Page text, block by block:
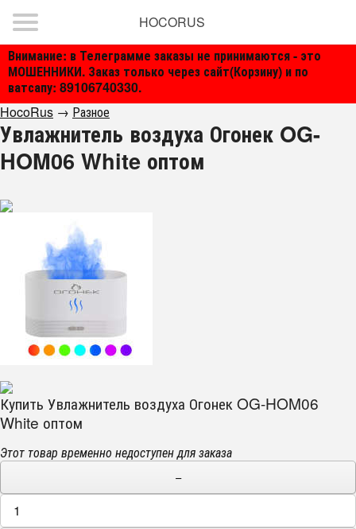
Внимание: в Телеграмме заказы не принимаются - это
МОШЕННИКИ. Заказ только через сайт(Корзину) и по
ватсапу: 89106740330.
HOCORUS
HocoRus → Разное
Увлажнитель воздуха Огонек OG-
HOM06 White оптом
Купить Увлажнитель воздуха Огонек OG-HOM06
White оптом
Этот товар временно недоступен для заказа
−